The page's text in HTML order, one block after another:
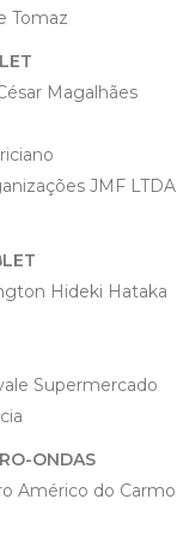
Tomaz
Magalhães
JMF LTDA
Hideki Hataka
Supermercado
ONDAS
Américo do Carmo